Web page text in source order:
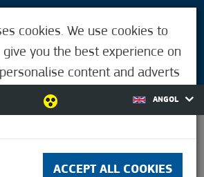
LOGIN
ANGOL
cookies. We use cookies to
you the best experience on
content and adverts
traffic using Google
ACCEPT ALL COOKIES